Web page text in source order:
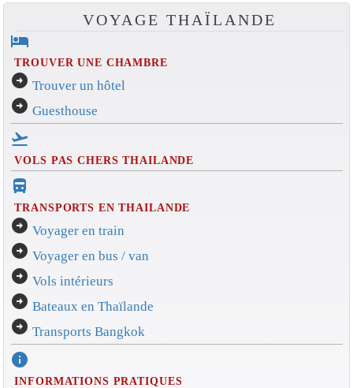
VOYAGE THAÏLANDE
hotel
TROUVER UNE CHAMBRE
arrow_circle_right Trouver un hôtel
arrow_circle_right Guesthouse
flight_takeoff
VOLS PAS CHERS THAILANDE
directions_bus_filled
TRANSPORTS EN THAILANDE
arrow_circle_right Voyager en train
arrow_circle_right Voyager en bus / van
arrow_circle_right Vols intérieurs
arrow_circle_right Bateaux en Thaïlande
arrow_circle_right Transports Bangkok
info
INFORMATIONS PRATIQUES